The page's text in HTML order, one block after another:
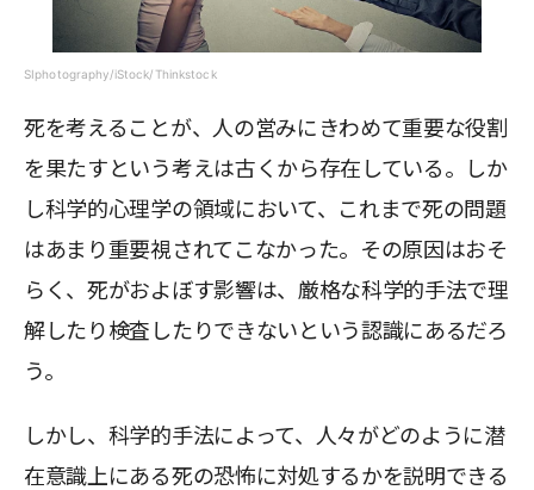
SIphotography/iStock/Thinkstock
死を考えることが、人の営みにきわめて重要な役割
を果たすという考えは古くから存在している。しか
し科学的心理学の領域において、これまで死の問題
はあまり重要視されてこなかった。その原因はおそ
らく、死がおよぼす影響は、厳格な科学的手法で理
解したり検査したりできないという認識にあるだろ
う。
しかし、科学的手法によって、人々がどのように潜
在意識上にある死の恐怖に対処するかを説明できる